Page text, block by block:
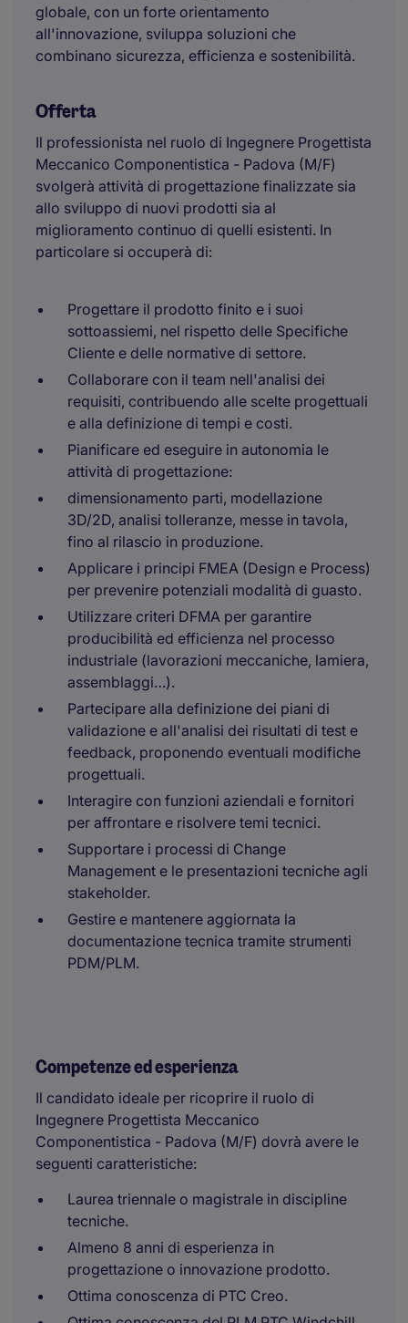
globale, con un forte orientamento
all'innovazione, sviluppa soluzioni che
combinano sicurezza, efficienza e sostenibilità.
Offerta
Il professionista nel ruolo di Ingegnere Progettista
Meccanico Componentistica - Padova (M/F)
svolgerà attività di progettazione finalizzate sia
allo sviluppo di nuovi prodotti sia al
miglioramento continuo di quelli esistenti. In
particolare si occuperà di:
Progettare il prodotto finito e i suoi
sottoassiemi, nel rispetto delle Specifiche
Cliente e delle normative di settore.
Collaborare con il team nell'analisi dei
requisiti, contribuendo alle scelte progettuali
e alla definizione di tempi e costi.
Pianificare ed eseguire in autonomia le
attività di progettazione:
dimensionamento parti, modellazione
3D/2D, analisi tolleranze, messe in tavola,
fino al rilascio in produzione.
Applicare i principi FMEA (Design e Process)
per prevenire potenziali modalità di guasto.
Utilizzare criteri DFMA per garantire
producibilità ed efficienza nel processo
industriale (lavorazioni meccaniche, lamiera,
assemblaggi…).
Partecipare alla definizione dei piani di
validazione e all'analisi dei risultati di test e
feedback, proponendo eventuali modifiche
progettuali.
Interagire con funzioni aziendali e fornitori
per affrontare e risolvere temi tecnici.
Supportare i processi di Change
Management e le presentazioni tecniche agli
stakeholder.
Gestire e mantenere aggiornata la
documentazione tecnica tramite strumenti
PDM/PLM.
Competenze ed esperienza
Il candidato ideale per ricoprire il ruolo di
Ingegnere Progettista Meccanico
Componentistica - Padova (M/F) dovrà avere le
seguenti caratteristiche:
Laurea triennale o magistrale in discipline
tecniche.
Almeno 8 anni di esperienza in
progettazione o innovazione prodotto.
Ottima conoscenza di PTC Creo.